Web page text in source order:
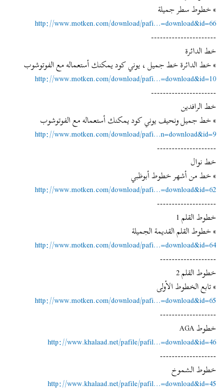
» خطوط سطر جميلة
http://www.motken.com/download/pafi...=download&id=66
----------------------
خط الدائرة
» خط الدائرة خط جميل ، يوني كود يمكنك أستعماله مع الفوتوشوب
http://www.motken.com/download/pafi...=download&id=10
----------------------
خط الرافدين
» خط جميل ونحيف يوني كود يمكنك أستعماله مع الفوتوشوب
http://www.motken.com/download/pafi...n=download&id=9
--------------------
خط نوال
» خط من أشهر خطوط أبوظبي
http://www.motken.com/download/pafi...=download&id=62
--------------------
خطوط القلم 1
» خطوط القلم القديمة الجميلة
http://www.motken.com/download/pafi...=download&id=64
-------------------
خطوط القلم 2
» تابع الخطوط الأولى
http://www.motken.com/download/pafi...=download&id=65
-------------------
خطوط AGA
http://www.khalaad.net/pafile/pafil...=download&id=46
-------------------
خطوط الشموخ
http://www.khalaad.net/pafile/pafil...=download&id=45